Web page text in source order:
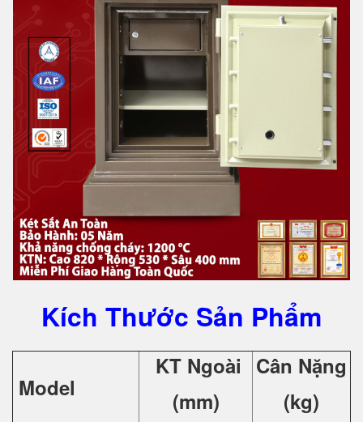
Kích Thước Sản Phẩm
Model
KT Ngoài
(mm)
Cân Nặng
(kg)